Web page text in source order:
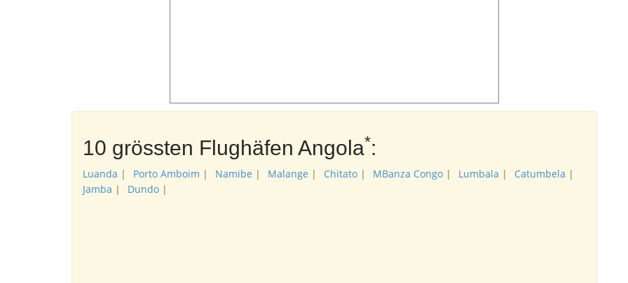
10 grössten Flughäfen Angola*:
Luanda | Porto Amboim | Namibe | Malange | Chitato | MBanza Congo | Lumbala | Catumbela |
Jamba | Dundo |